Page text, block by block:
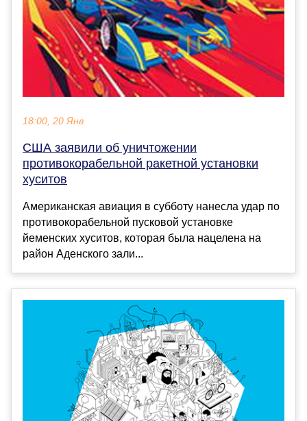
18:00, 20 Янв
США заявили об уничтожении
противокорабельной ракетной установки
хуситов
Американская авиация в субботу нанесла удар по
противокорабельной пусковой установке
йеменских хуситов, которая была нацелена на
район Аденского зали...